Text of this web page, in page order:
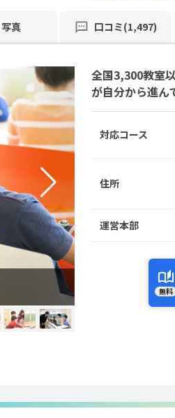
写真 口コミ(1,497)
全国3,300教室
が自分から進ん
対応コース
住所
運営本部
無料